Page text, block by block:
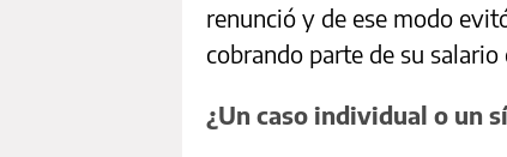
renunció y de ese modo
cobrando parte de su
¿Un caso individual o un